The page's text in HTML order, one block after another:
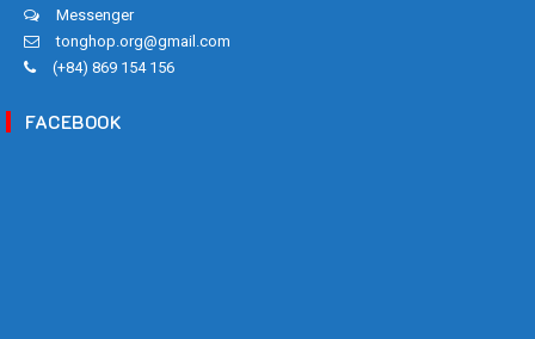
Messenger
tonghop.org@gmail.com
(+84) 869 154 156
FACEBOOK